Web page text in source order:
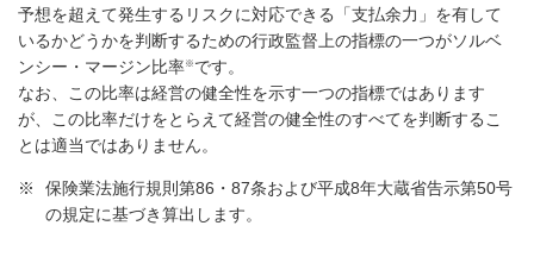
予想を超えて発生するリスクに対応できる「支払余力」を有して
いるかどうかを判断するための行政監督上の指標の一つがソルベ
ンシー・マージン比率※ です。
なお、この比率は経営の健全性を示す一つの指標ではあります
が、この比率だけをとらえて経営の健全性のすべてを判断するこ
とは適当ではありません。
※
保険業法施行規則第86・87条および平成8年大蔵省告示第50号
の規定に基づき算出します。